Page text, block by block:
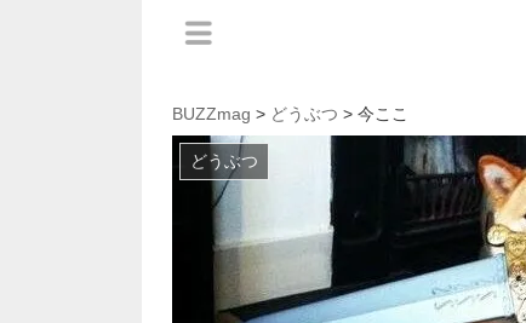
BUZZmag > どうぶつ > 今ここ
どうぶつ